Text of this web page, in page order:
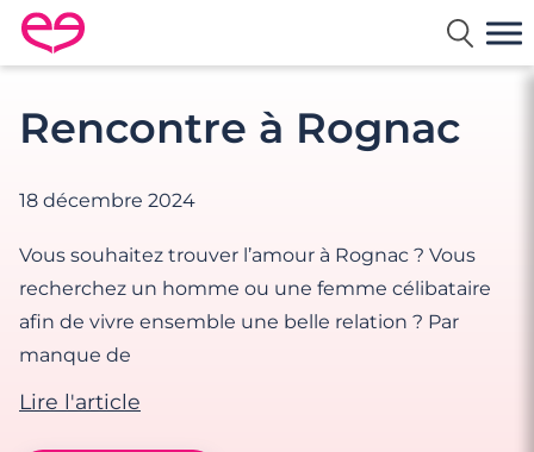
Rencontre en France avec Meetic
Rencontre à Rognac
18 décembre 2024
Vous souhaitez trouver l’amour à Rognac ? Vous
recherchez un homme ou une femme célibataire
afin de vivre ensemble une belle relation ? Par
manque de
Lire l'article